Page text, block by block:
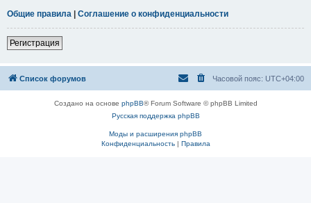
Общие правила | Соглашение о конфиденциальности
Регистрация
Список форумов Часовой пояс: UTC+04:00
Создано на основе phpBB® Forum Software © phpBB Limited
Русская поддержка phpBB
Моды и расширения phpBB
Конфиденциальность| Правила